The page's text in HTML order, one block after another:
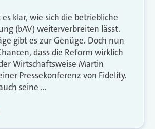
klar, wie sich die betriebliche
(bAV) weiterverbreiten lässt.
gibt es zur Genüge. Doch nun
dass die Reform wirklich
Wirtschaftsweise Martin
Pressekonferenz von Fidelity.
seine …